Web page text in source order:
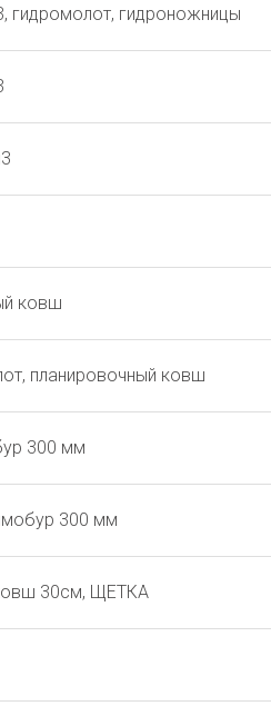
гидромолот, гидроножницы
ковш
планировочный ковш
300 мм
300 мм
ковш 30см, ЩЕТКА